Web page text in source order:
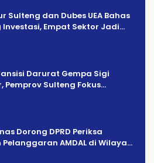
Sulteng dan Dubes UEA Bahas
Investasi, Empat Sektor Jadi
Darurat Gempa Sigi
Pemprov Sulteng Fokus
Dorong DPRD Periksa
AMDAL di Wilayah